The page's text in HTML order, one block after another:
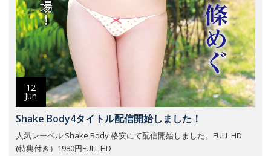
12
Jun
Shake Body4タイトル配信開始しました！
人気レーベル Shake Body 格安にて配信開始しました。FULL HD
(特典付き）1980円FULL HD